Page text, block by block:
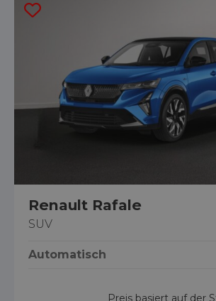
Renault Rafale
SUV
Automatisch
Preis basiert auf der